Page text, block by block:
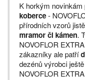
K horkým
koberce-
přírodních vzorů
mramor či kámen.
NOVOFLOR
zákazníky ale patří
dezénů výrobci
NOVOFLOR